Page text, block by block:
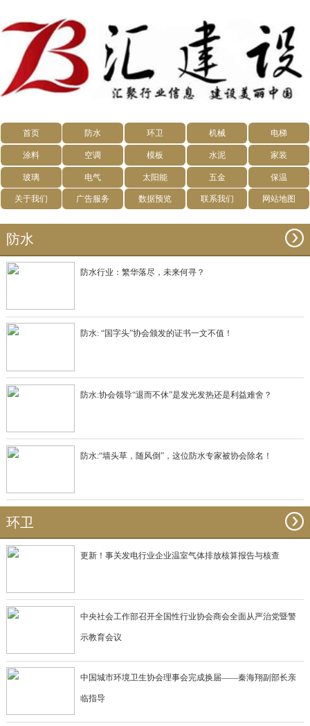
首页 防水 环卫 机械 电梯
涂料 空调 模板 水泥 家装
玻璃 电气 太阳能 五金 保温
关于我们 广告服务 数据预览 联系我们 网站地图
防水
防水行业：繁华落尽，未来何寻？
防水: “国字头”协会颁发的证书一文不值！
防水:协会领导“退而不休”是发光发热还是利益难舍？
防水:“墙头草，随风倒”，这位防水专家被协会除名！
环卫
更新！事关发电行业企业温室气体排放核算报告与核查
中央社会工作部召开全国性行业协会商会全面从严治党暨警
示教育会议
中国城市环境卫生协会理事会完成换届——秦海翔副部长亲
临指导